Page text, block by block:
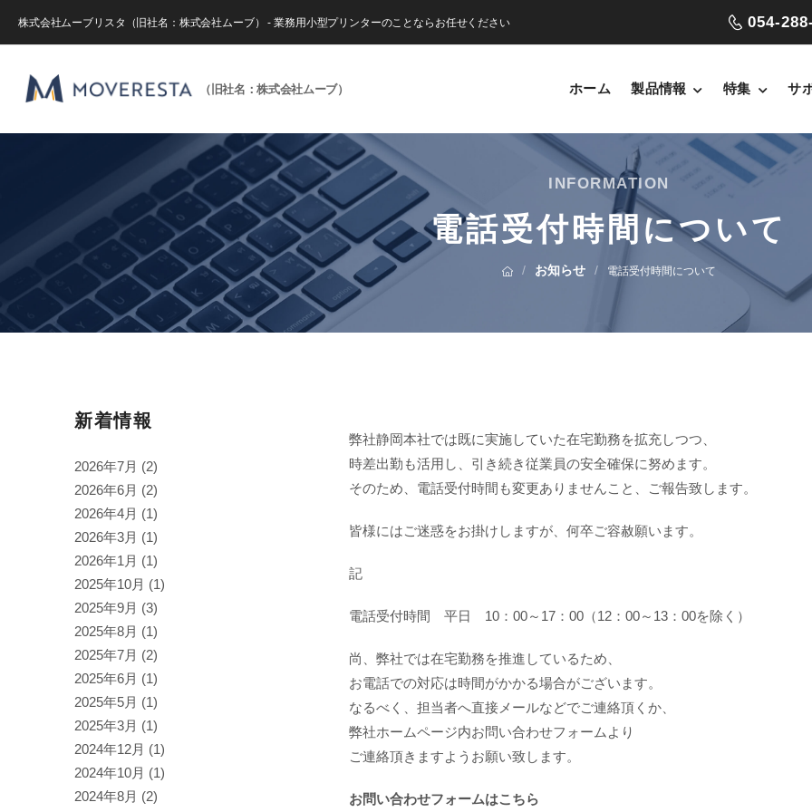
株式会社ムーブリスタ（旧社名：株式会社ムーブ） - 業務用小型プリンターのことならお任せください 054-
（旧社名：株式会社ムーブ） ホーム 製品情報 特集 サ
INFORMATION
電話受付時間について
/ お知らせ / 電話受付時間について
新着情報
2026年7月 (2)
2026年6月 (2)
2026年4月 (1)
2026年3月 (1)
2026年1月 (1)
2025年10月 (1)
2025年9月 (3)
2025年8月 (1)
2025年7月 (2)
2025年6月 (1)
2025年5月 (1)
2025年3月 (1)
2024年12月 (1)
2024年10月 (1)
2024年8月 (2)
弊社静岡本社では既に実施していた在宅勤務を拡充しつつ、
時差出勤も活用し、引き続き従業員の安全確保に努めます。
そのため、電話受付時間も変更ありませんこと、ご報告致します。
皆様にはご迷惑をお掛けしますが、何卒ご容赦願います。
記
電話受付時間 平日 10：00～17：00（12：00～13：00を除く）
尚、弊社では在宅勤務を推進しているため、
お電話での対応は時間がかかる場合がございます。
なるべく、担当者へ直接メールなどでご連絡頂くか、
弊社ホームページ内お問い合わせフォームより
ご連絡頂きますようお願い致します。
お問い合わせフォームはこちら